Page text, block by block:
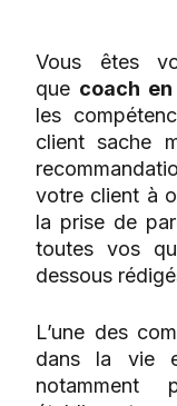
Vous êtes
que coach
les
client sache
votre client à
la prise de
toutes vos
dessous
L’une des
dans la vie
notamment